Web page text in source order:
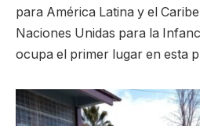
para América Latina y el
Naciones Unidas para la
ocupa el primer lugar en esta